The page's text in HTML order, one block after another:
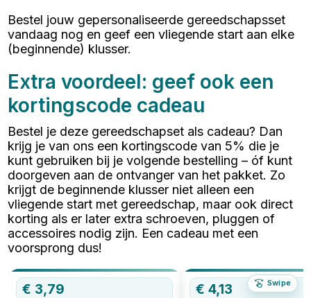
Bestel jouw gepersonaliseerde gereedschapsset
vandaag nog en geef een vliegende start aan elke
(beginnende) klusser.
Extra voordeel: geef ook een
kortingscode cadeau
Bestel je deze gereedschapset als cadeau? Dan
krijg je van ons een kortingscode van 5% die je
kunt gebruiken bij je volgende bestelling – óf kunt
doorgeven aan de ontvanger van het pakket. Zo
krijgt de beginnende klusser niet alleen een
vliegende start met gereedschap, maar ook direct
korting als er later extra schroeven, pluggen of
accessoires nodig zijn. Een cadeau met een
voorsprong dus!
Swipe
€ 3,79 €4,13